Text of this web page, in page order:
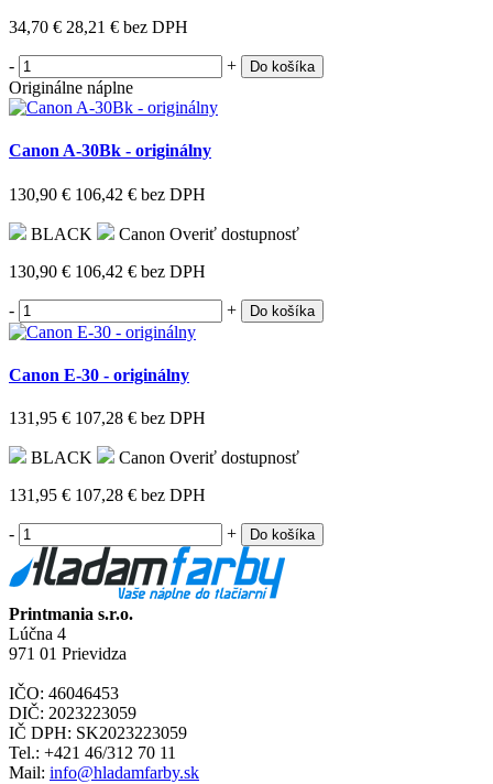
34,70 € 28,21 € bez DPH
- + Do košíka
Originálne náplne
Canon A-30Bk - originálny
130,90 € 106,42 € bez DPH
BLACK Canon Overiť dostupnosť
130,90 € 106,42 € bez DPH
- + Do košíka
Canon E-30 - originálny
131,95 € 107,28 € bez DPH
BLACK Canon Overiť dostupnosť
131,95 € 107,28 € bez DPH
- + Do košíka
Printmania s.r.o.
Lúčna 4
971 01 Prievidza
IČO: 46046453
DIČ: 2023223059
IČ DPH: SK2023223059
Tel.: +421 46/312 70 11
Mail: info@hladamfarby.sk